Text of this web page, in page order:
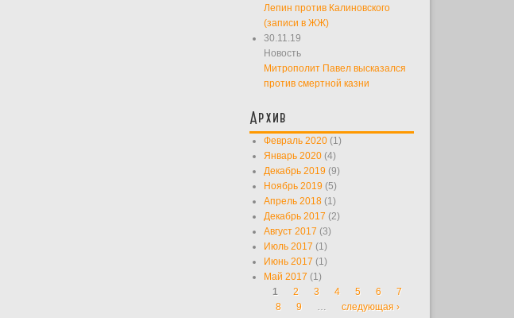
Лепин против Калиновского
(записи в ЖЖ)
30.11.19
Новость
Митрополит Павел высказался
против смертной казни
Архив
Февраль 2020 (1)
Январь 2020 (4)
Декабрь 2019 (9)
Ноябрь 2019 (5)
Апрель 2018 (1)
Декабрь 2017 (2)
Август 2017 (3)
Июль 2017 (1)
Июнь 2017 (1)
Май 2017 (1)
Страницы
1 2 3 4 5 6
7
8
9 …
следующая ›